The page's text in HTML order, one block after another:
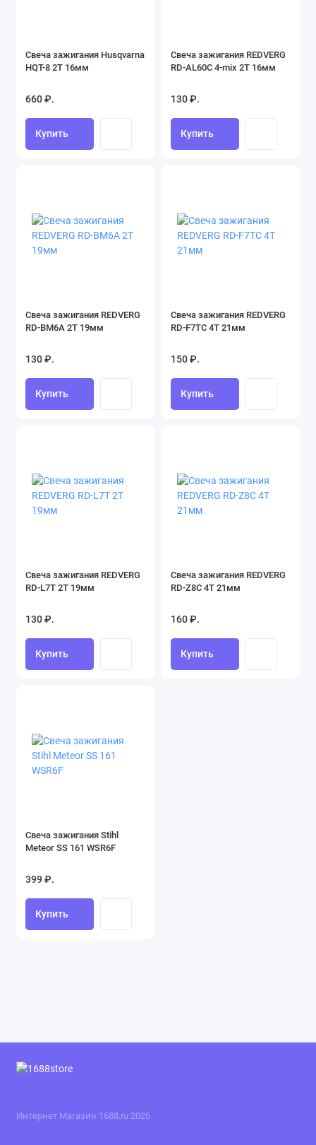
Свеча зажигания Husqvarna
HQT-8 2Т 16мм
660 ₽.
Купить
Свеча зажигания REDVERG
RD-AL60C 4-mix 2Т 16мм
130 ₽.
Купить
Свеча зажигания REDVERG
RD-BM6A 2Т 19мм
130 ₽.
Купить
Свеча зажигания REDVERG
RD-F7TC 4Т 21мм
150 ₽.
Купить
Свеча зажигания REDVERG
RD-L7T 2Т 19мм
130 ₽.
Купить
Свеча зажигания REDVERG
RD-Z8C 4Т 21мм
160 ₽.
Купить
Свеча зажигания Stihl
Meteor SS 161 WSR6F
399 ₽.
Купить
Интернет Магазин 1688.ru 2026